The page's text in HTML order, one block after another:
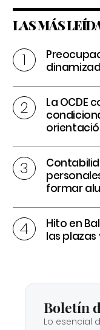
LAS MÁS
La OCDE
formar
Hito en
las
Boletín
Lo esencial